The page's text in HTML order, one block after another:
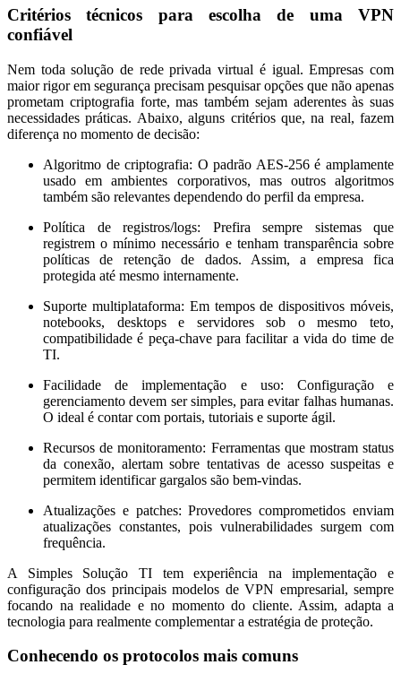
Critérios técnicos para escolha de uma VPN
confiável
Nem toda solução de rede privada virtual é igual. Empresas com
maior rigor em segurança precisam pesquisar opções que não apenas
prometam criptografia forte, mas também sejam aderentes às suas
necessidades práticas. Abaixo, alguns critérios que, na real, fazem
diferença no momento de decisão:
Algoritmo de criptografia: O padrão AES-256 é amplamente
usado em ambientes corporativos, mas outros algoritmos
também são relevantes dependendo do perfil da empresa.
Política de registros/logs: Prefira sempre sistemas que
registrem o mínimo necessário e tenham transparência sobre
políticas de retenção de dados. Assim, a empresa fica
protegida até mesmo internamente.
Suporte multiplataforma: Em tempos de dispositivos móveis,
notebooks, desktops e servidores sob o mesmo teto,
compatibilidade é peça-chave para facilitar a vida do time de
TI.
Facilidade de implementação e uso: Configuração e
gerenciamento devem ser simples, para evitar falhas humanas.
O ideal é contar com portais, tutoriais e suporte ágil.
Recursos de monitoramento: Ferramentas que mostram status
da conexão, alertam sobre tentativas de acesso suspeitas e
permitem identificar gargalos são bem-vindas.
Atualizações e patches: Provedores comprometidos enviam
atualizações constantes, pois vulnerabilidades surgem com
frequência.
A Simples Solução TI tem experiência na implementação e
configuração dos principais modelos de VPN empresarial, sempre
focando na realidade e no momento do cliente. Assim, adapta a
tecnologia para realmente complementar a estratégia de proteção.
Conhecendo os protocolos mais comuns